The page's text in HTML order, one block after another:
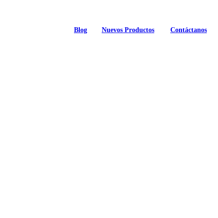
Blog Nuevos Productos Contáctanos